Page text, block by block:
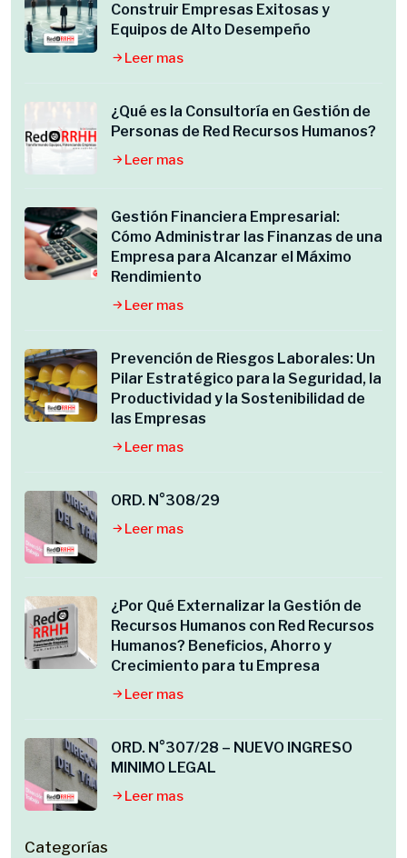
Construir Empresas Exitosas y
Equipos de Alto Desempeño
Leer mas
¿Qué es la Consultoría en Gestión de
Personas de Red Recursos Humanos?
Leer mas
Gestión Financiera Empresarial:
Cómo Administrar las Finanzas de una
Empresa para Alcanzar el Máximo
Rendimiento
Leer mas
Prevención de Riesgos Laborales: Un
Pilar Estratégico para la Seguridad, la
Productividad y la Sostenibilidad de
las Empresas
Leer mas
ORD. N°308/29
Leer mas
¿Por Qué Externalizar la Gestión de
Recursos Humanos con Red Recursos
Humanos? Beneficios, Ahorro y
Crecimiento para tu Empresa
Leer mas
ORD. N°307/28 – NUEVO INGRESO
MINIMO LEGAL
Leer mas
Categorías